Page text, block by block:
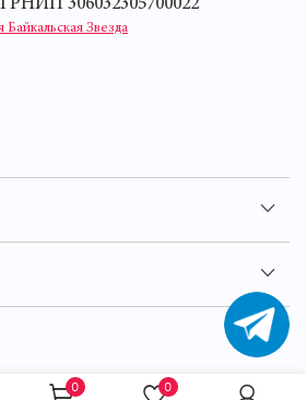
306032305700022
Байкальская Звезда
0 0